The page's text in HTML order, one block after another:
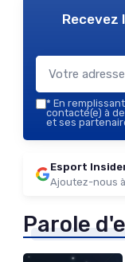
Recevez
* En
contacté(e) à
et ses
Esport
Ajoutez-nous
Parole